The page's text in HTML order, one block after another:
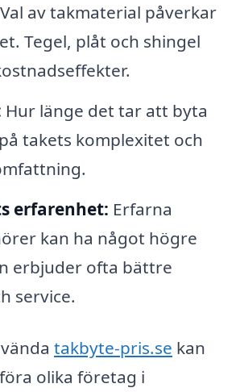
Val av takmaterial påverkar
Tegel, plåt och shingel
Hur länge det tar att byta
takets komplexitet och
erfarenhet: Erfarna
kan ha något högre
erbjuder ofta bättre
service.
takbyte-pris.se kan
olika företag i